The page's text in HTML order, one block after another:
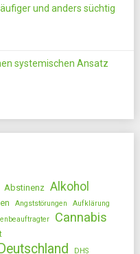
und anders süchtig
systemischen Ansatz
Abstinenz Alkohol
Angststörungen
Aufklärung
Cannabis
Deutschland DHS